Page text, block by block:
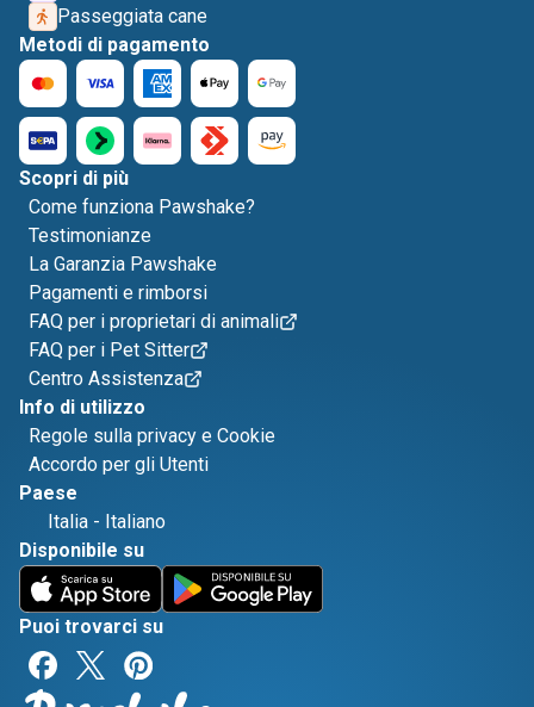
Passeggiata cane
Metodi di pagamento
Scopri di più
Come funziona Pawshake?
Testimonianze
La Garanzia Pawshake
Pagamenti e rimborsi
FAQ per i proprietari di animali
FAQ per i Pet Sitter
Centro Assistenza
Info di utilizzo
Regole sulla privacy e Cookie
Accordo per gli Utenti
Paese
Italia - Italiano
Disponibile su
Puoi trovarci su